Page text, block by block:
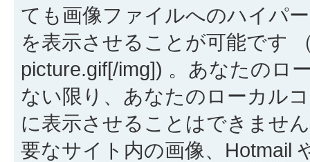
ても画像ファイルへのハイパ
を表示させることが可能です
picture.gif[/img]) 。あなたのロ
ない限り、あなたのローカル
に表示させることはできませ
要なサイト内の画像、Hotmail